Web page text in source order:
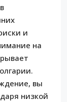
и
на
вы
низкой